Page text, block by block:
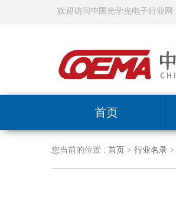
欢迎访问中国光学光电子行业
首页
您当前的位置 : 首页 > 行业名录>